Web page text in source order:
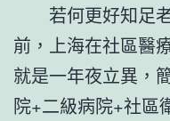
若何更好知足
前，上海在社區醫
就是一年夜立異，
院+二級病院+社區